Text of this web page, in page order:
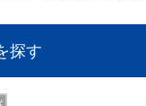
探す